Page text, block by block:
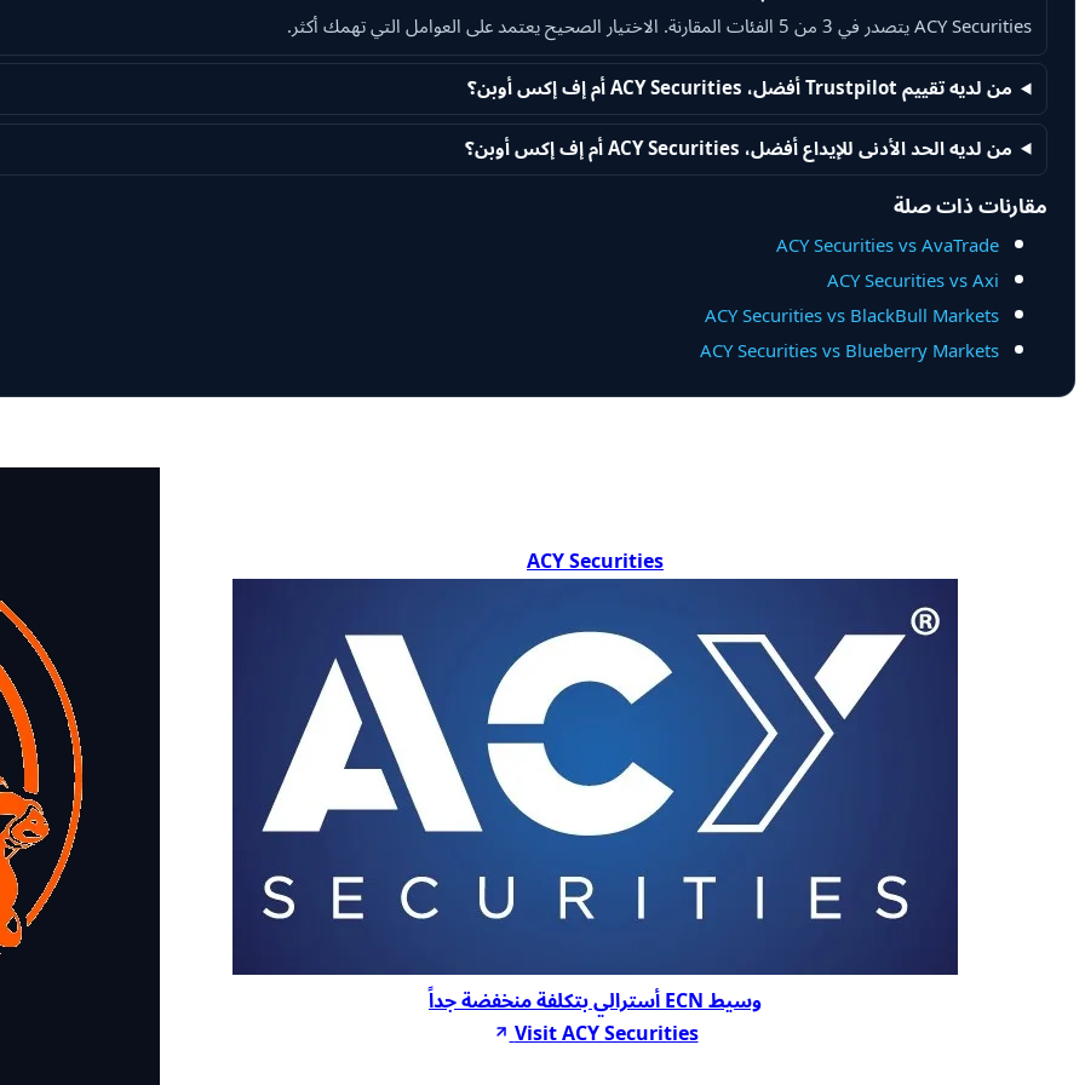
ACY Securities يتصدر في 3 من 5 الفئات المقارنة. الاختيار الصحيح يعتمد على العوامل التي تهمك أكثر.
من لديه تقييم Trustpilot أفضل، ACY Securities أم إف إكس أوبن؟
من لديه الحد الأدنى للإيداع أفضل، ACY Securities أم إف إكس أوبن؟
مقارنات ذات صلة
ACY Securities vs AvaTrade
ACY Securities vs Axi
ACY Securities vs BlackBull Markets
ACY Securities vs Blueberry Markets
ACY Securities
وسيط ECN أسترالي بتكلفة منخفضة جداً
Visit ACY Securities